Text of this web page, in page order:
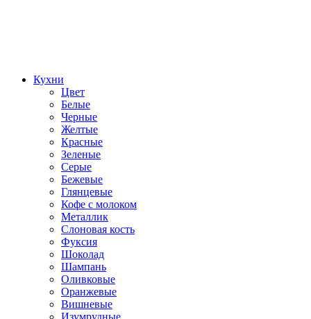
Кухни
Цвет
Белые
Черные
Желтые
Красные
Зеленые
Серые
Бежевые
Глянцевые
Кофе с молоком
Металлик
Слоновая кость
Фуксия
Шоколад
Шампань
Оливковые
Оранжевые
Вишневые
Изумрудные